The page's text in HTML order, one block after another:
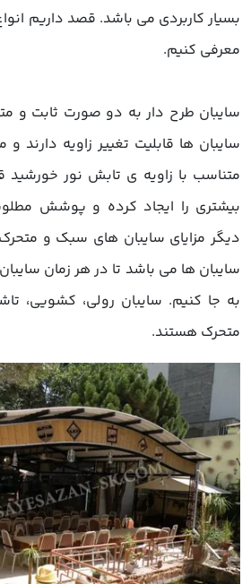
بسیار کاربردی می باشد. قصد داریم
معرفی کنیم.
سایبان طرح دار به دو صورت ثابت و
سایبان ها قابلیت تغییر زاویه دارند و
متناسب با زاویه ی تابش نور خورشید
بیشتری را ایجاد کرده و پوشش
دیگر مزایای سایبان های سبک و
سایبان ها می باشد تا در هر زمان
به جا کنیم. سایبان رولی، کشویی،
متحرک هستند.